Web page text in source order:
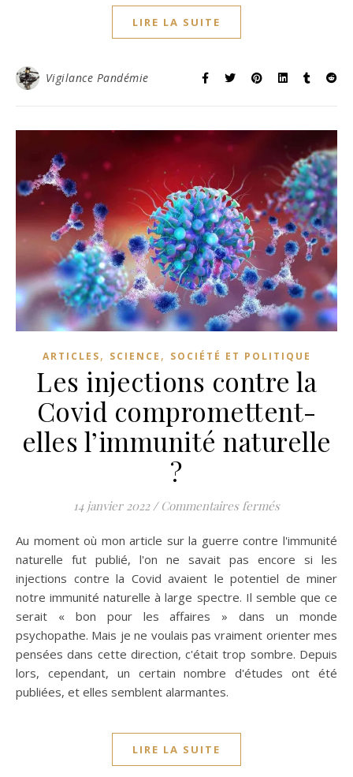
LIRE LA SUITE
Vigilance Pandémie
ARTICLES, SCIENCE , SOCIÉTÉ ET POLITIQUE
Les injections contre la
Covid compromettent-
elles l’immunité naturelle
?
14 janvier 2022 / Commentaires ferméssur Les
Au moment où mon article sur la guerre contre l'immunité
naturelle fut publié, l'on ne savait pas encore si les
injections contre la Covid avaient le potentiel de miner
notre immunité naturelle à large spectre. Il semble que ce
serait « bon pour les affaires » dans un monde
psychopathe. Mais je ne voulais pas vraiment orienter mes
pensées dans cette direction, c'était trop sombre. Depuis
lors, cependant, un certain nombre d'études ont été
publiées, et elles semblent alarmantes.
LIRE LA SUITE